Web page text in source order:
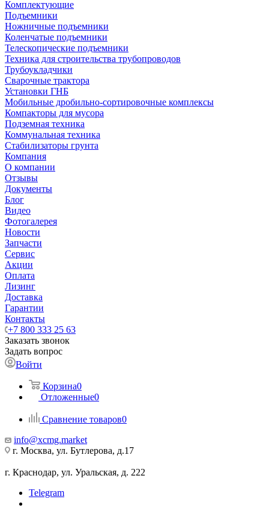
Комплектующие
Подъемники
Ножничные подъемники
Коленчатые подъемники
Телескопические подъемники
Техника для строительства трубопроводов
Трубоукладчики
Сварочные трактора
Установки ГНБ
Мобильные дробильно-сортировочные комплексы
Компакторы для мусора
Подземная техника
Коммунальная техника
Стабилизаторы грунта
Компания
О компании
Отзывы
Документы
Блог
Видео
Фотогалерея
Новости
Запчасти
Сервис
Акции
Оплата
Лизинг
Доставка
Гарантии
Контакты
+7 800 333 25 63
Заказать звонок
Задать вопрос
Войти
Корзина0
Отложенные0
Сравнение товаров0
info@xcmg.market
г. Москва, ул. Бутлерова, д.17
г. Краснодар, ул. Уральская, д. 222
Telegram